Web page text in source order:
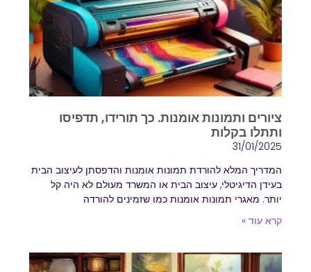
ציורים ותמונות אומנות. כך תורידו, תדפיסו
ותתלו בקלות
31/01/2025
המדריך המלא להורדת תמונות אומנות והדפסתן לעיצוב הבית
בעידן הדיגיטלי, עיצוב הבית או המשרד מעולם לא היה קל
יותר. מאגרי תמונות אומנות כמו שזמינים להורדה
קרא עוד »